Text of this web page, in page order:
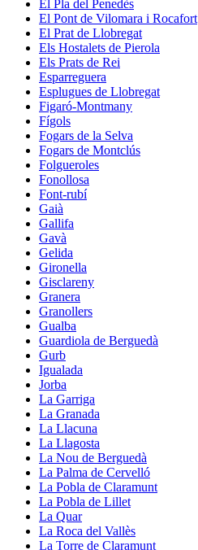
El Pla del Penedès
El Pont de Vilomara i Rocafort
El Prat de Llobregat
Els Hostalets de Pierola
Els Prats de Rei
Esparreguera
Esplugues de Llobregat
Figaró-Montmany
Fígols
Fogars de la Selva
Fogars de Montclús
Folgueroles
Fonollosa
Font-rubí
Gaià
Gallifa
Gavà
Gelida
Gironella
Gisclareny
Granera
Granollers
Gualba
Guardiola de Berguedà
Gurb
Igualada
Jorba
La Garriga
La Granada
La Llacuna
La Llagosta
La Nou de Berguedà
La Palma de Cervelló
La Pobla de Claramunt
La Pobla de Lillet
La Quar
La Roca del Vallès
La Torre de Claramunt